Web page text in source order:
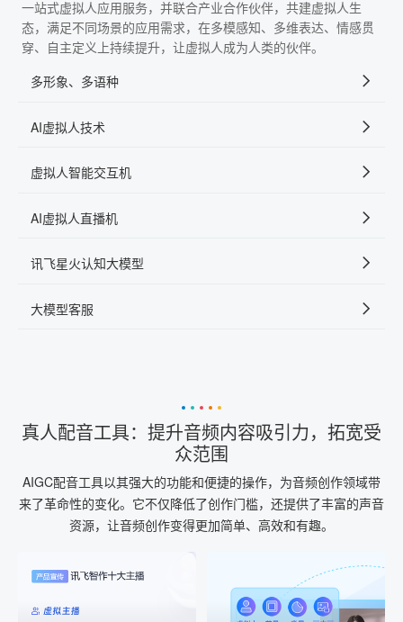
一站式虚拟人应用服务，并联合产业合作伙伴，共建虚拟人生
态，满足不同场景的应用需求，在多模感知、多维表达、情感贯
穿、自主定义上持续提升，让虚拟人成为人类的伙伴。
多形象、多语种
AI虚拟人技术
虚拟人智能交互机
AI虚拟人直播机
讯飞星火认知大模型
大模型客服
真人配音工具：提升音频内容吸引力，拓宽受
众范围
AIGC配音工具以其强大的功能和便捷的操作，为音频创作领域带
来了革命性的变化。它不仅降低了创作门槛，还提供了丰富的声音
资源，让音频创作变得更加简单、高效和有趣。
AI配音
AI+音频